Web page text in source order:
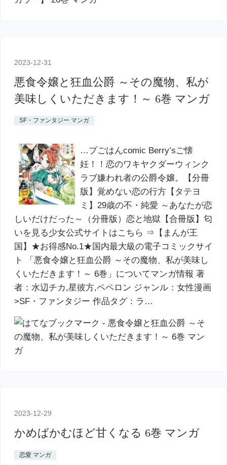
2023-12-31
悪食令嬢と狂血公爵 ～その魔物、私が
美味しくいただきます！～ 6巻 マンガ
SF・ファンタジー マンガ
…プごはんcomic Berry’sご懐
妊！！恋のワキヤクダーウィンク
ラブ嫌われ者の公爵令嬢。【分冊
版】覚めない恋の行方【タテヨ
ミ】29歳の不・純愛 ～あなたが恋
しいだけだった～（分冊版）恋と地獄【合冊版】匂
いを見る少女公式サイトはこちら ⇒【まんが王
国】★お得感No.1★国内最大級の電子コミックサイ
ト 「悪食令嬢と狂血公爵 ～その魔物、私が美味し
くいただきます！～ 6巻」についてマンガ情報 著
者：水辺チカ,星彼方,ペペロン ジャンル：女性漫画
>SF・ファンタジー 作品タグ：ラ…
2023-12-29
かめばかむほど甘くなる 6巻 マンガ
恋愛 マンガ